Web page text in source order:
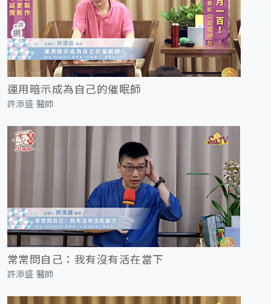
運用暗示成為自己的催眠師
許添盛 醫師
常常問自己：我有沒有活在當下
許添盛 醫師